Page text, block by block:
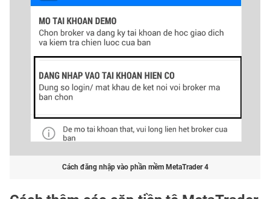
Cách đăng nhập vào phần mềm MetaTrader 4